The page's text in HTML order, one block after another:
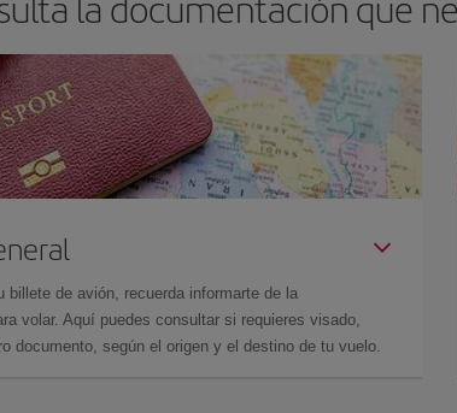
billete de avión, recuerda informarte de la
volar. Aquí puedes consultar si requieres visado,
documento, según el origen y el destino de tu vuelo.